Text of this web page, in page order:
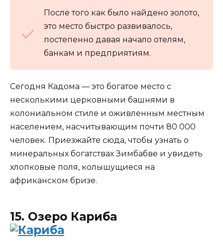
После того как было найдено золото,
это место быстро развивалось,
постепенно давая начало отелям,
банкам и предприятиям.
Сегодня Кадома — это богатое место с
несколькими церковными башнями в
колониальном стиле и оживленным местным
населением, насчитывающим почти 80 000
человек. Приезжайте сюда, чтобы узнать о
минеральных богатствах Зимбабве и увидеть
хлопковые поля, колышущиеся на
африканском бризе.
15. Озеро Кариба